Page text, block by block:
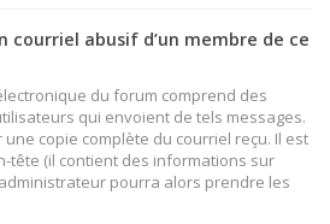
courriel abusif d’un membre de ce
du forum comprend des
qui envoient de tels messages.
une copie complète du courriel reçu. Il est
tête (il contient des informations sur
pourra alors prendre les